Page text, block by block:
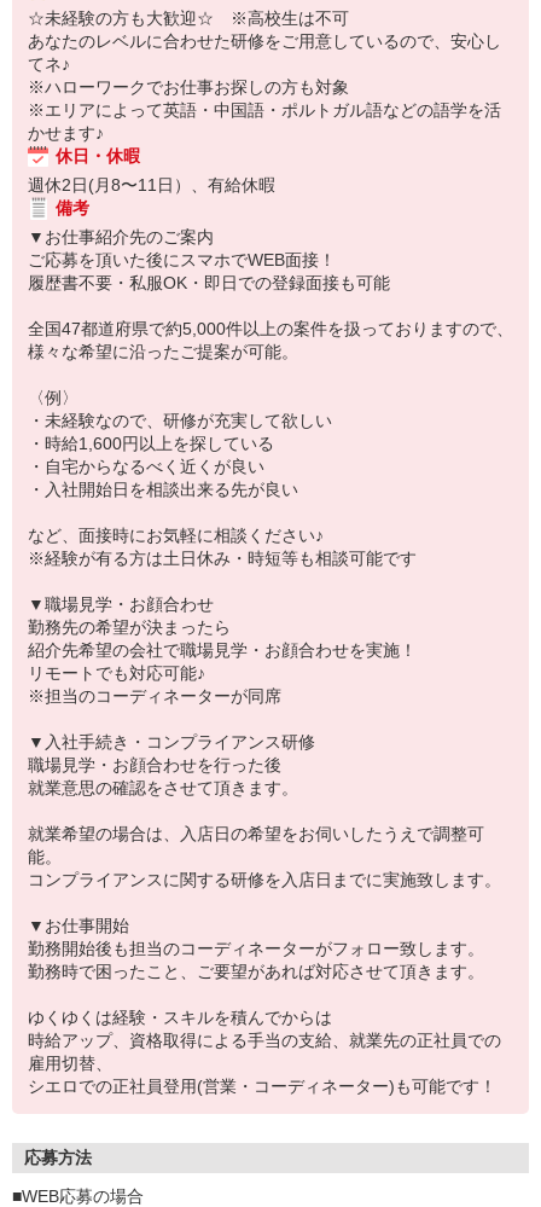
☆未経験の方も大歓迎☆ ※高校生は不可
あなたのレベルに合わせた研修をご用意しているので、安心し
てネ♪
※ハローワークでお仕事お探しの方も対象
※エリアによって英語・中国語・ポルトガル語などの語学を活
かせます♪
休日・休暇
週休2日(月8〜11日）、有給休暇
備考
▼お仕事紹介先のご案内
ご応募を頂いた後にスマホでWEB面接！
履歴書不要・私服OK・即日での登録面接も可能
全国47都道府県で約5,000件以上の案件を扱っておりますので、
様々な希望に沿ったご提案が可能。
〈例〉
・未経験なので、研修が充実して欲しい
・時給1,600円以上を探している
・自宅からなるべく近くが良い
・入社開始日を相談出来る先が良い
など、面接時にお気軽に相談ください♪
※経験が有る方は土日休み・時短等も相談可能です
▼職場見学・お顔合わせ
勤務先の希望が決まったら
紹介先希望の会社で職場見学・お顔合わせを実施！
リモートでも対応可能♪
※担当のコーディネーターが同席
▼入社手続き・コンプライアンス研修
職場見学・お顔合わせを行った後
就業意思の確認をさせて頂きます。
就業希望の場合は、入店日の希望をお伺いしたうえで調整可
能。
コンプライアンスに関する研修を入店日までに実施致します。
▼お仕事開始
勤務開始後も担当のコーディネーターがフォロー致します。
勤務時で困ったこと、ご要望があれば対応させて頂きます。
ゆくゆくは経験・スキルを積んでからは
時給アップ、資格取得による手当の支給、就業先の正社員での
雇用切替、
シエロでの正社員登用(営業・コーディネーター)も可能です！
応募方法
■WEB応募の場合